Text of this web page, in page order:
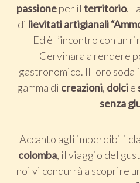
passioneper ilterritorio.
di lievitatiartigianali
Ed è l’incontro con un
Cervinara a rendere
gastronomico. Il loro
gamma di creazioni, dolcie
senza
Accanto agli imperdibili
colomba, il viaggio del
noi vi condurrà a scoprire